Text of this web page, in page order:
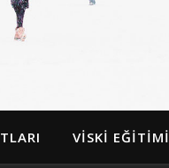
VİSKİ EĞİTİMİ